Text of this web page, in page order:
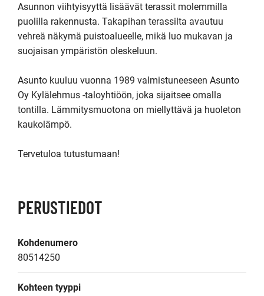
Asunnon viihtyisyyttä lisäävät terassit molemmilla
puolilla rakennusta. Takapihan terassilta avautuu
vehreä näkymä puistoalueelle, mikä luo mukavan ja
suojaisan ympäristön oleskeluun.
Asunto kuuluu vuonna 1989 valmistuneeseen Asunto
Oy Kylälehmus -taloyhtiöön, joka sijaitsee omalla
tontilla. Lämmitysmuotona on miellyttävä ja huoleton
kaukolämpö.
Tervetuloa tutustumaan!
PERUSTIEDOT
Kohdenumero
80514250
Kohteen tyyppi